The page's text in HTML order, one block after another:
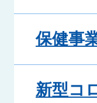
保健事
新型コ